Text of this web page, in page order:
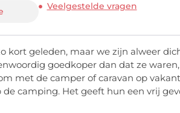
Veelgestelde vragen
kort geleden, maar we zijn alweer
goedkoper dan dat ze
met de camper of caravan op
de camping. Het geeft hun een vrij